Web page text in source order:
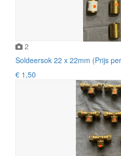
2
Soldeersok 22 x 22mm (Prijs
€ 1,50